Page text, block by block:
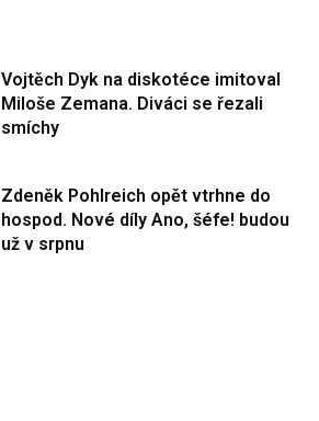
Vojtěch Dyk na diskotéce imitoval
Miloše Zemana. Diváci se řezali
smíchy
Zdeněk Pohlreich opět vtrhne do
hospod. Nové díly Ano, šéfe! budou
už v srpnu